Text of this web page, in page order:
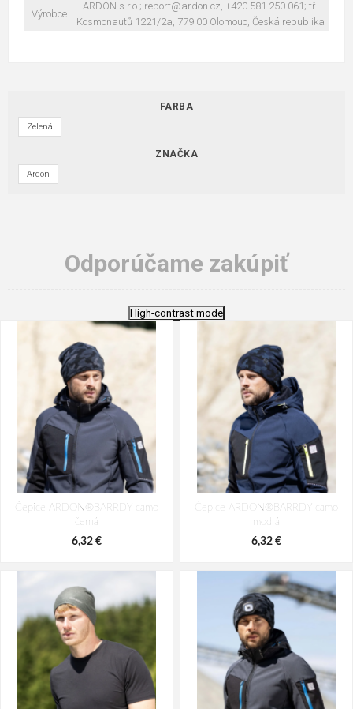
Výrobce
ARDON s.r.o.; report@ardon.cz, +420 581 250 061; tř.
Kosmonautů 1221/2a, 779 00 Olomouc, Česká republika
FARBA
Zelená
ZNAČKA
Ardon
Odporúčame zakúpiť
High-contrast mode
Čepice ARDON®BARRDY camo
černá
6,32 €
Čepice ARDON®BARRDY camo
modrá
6,32 €